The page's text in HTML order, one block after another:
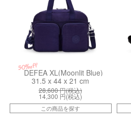
50%off
DEFEA XL(Moonlit Blue)
31.5 x 44 x 21 cm
28,600円(税込)
14,300 円(税込)
この商品を探す